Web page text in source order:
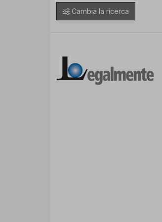
Cambia la ricerca